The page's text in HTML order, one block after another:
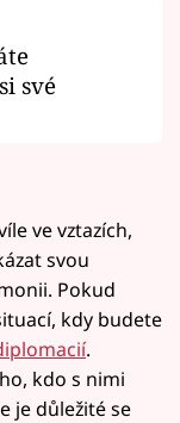
své
ve vztazích,
svou
Pokud
kdy budete
.
kdo s nimi
je důležité se